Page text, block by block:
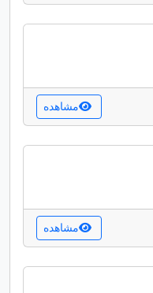
مشاهده
مشاهده